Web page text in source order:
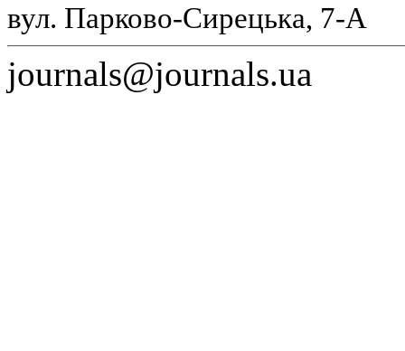
вул. Парково-Сирецька, 7-А
journals@journals.ua